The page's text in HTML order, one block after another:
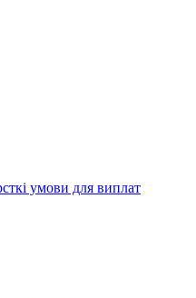
умови для виплат